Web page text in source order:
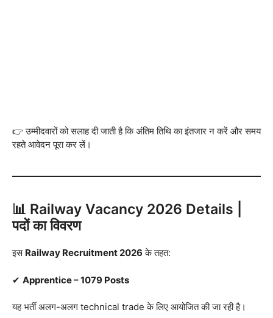
👉 उम्मीदवारों को सलाह दी जाती है कि अंतिम तिथि का इंतजार न करें और समय
रहते आवेदन पूरा कर लें।
📊 Railway Vacancy 2026 Details |
पदों का विवरण
इस Railway Recruitment 2026 के तहत:
✔ Apprentice – 1079 Posts
यह भर्ती अलग-अलग technical trade के लिए आयोजित की जा रही है।